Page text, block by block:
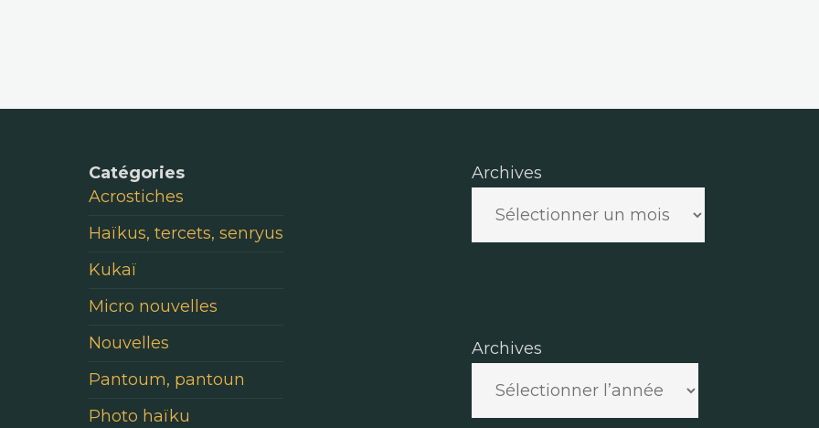
Catégories
Acrostiches
Haïkus, tercets, senryus
Kukaï
Micro nouvelles
Nouvelles
Pantoum, pantoun
Photo haïku
Archives
Archives